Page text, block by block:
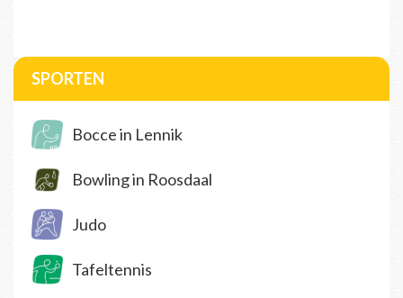
SPORTEN
Bocce in Lennik
Bowling in Roosdaal
Judo
Tafeltennis